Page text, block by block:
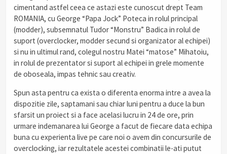
cimentand astfel ceea ce astazi este cunoscut drept Team
ROMANIA, cu George “Papa Jock” Poteca in rolul principal
(modder), subsemnatul Tudor “Monstru” Badica in rolul de
suport (overclocker, modder secund si organizator al echipei)
si nu in ultimul rand, colegul nostru Matei “matose” Mihatoiu,
in rolul de prezentator si suport al echipei in grele momente
de oboseala, impas tehnic sau creativ.
Spun asta pentru ca exista o diferenta enorma intre a avea la
dispozitie zile, saptamani sau chiar luni pentru a duce la bun
sfarsit un proiect si a face acelasi lucru in 24 de ore, prin
urmare indemanarea lui George a facut de fiecare data echipa
buna cu experienta live pe care noi o avem din concursurile de
overclocking, iar rezultatele acestei combinatii le-ati putut